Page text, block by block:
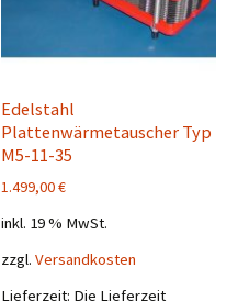
Edelstahl
Plattenwärmetauscher Typ
M5-11-35
1.499,00€
inkl. 19 % MwSt.
zzgl.Versandkosten
Lieferzeit: Die Lieferzeit